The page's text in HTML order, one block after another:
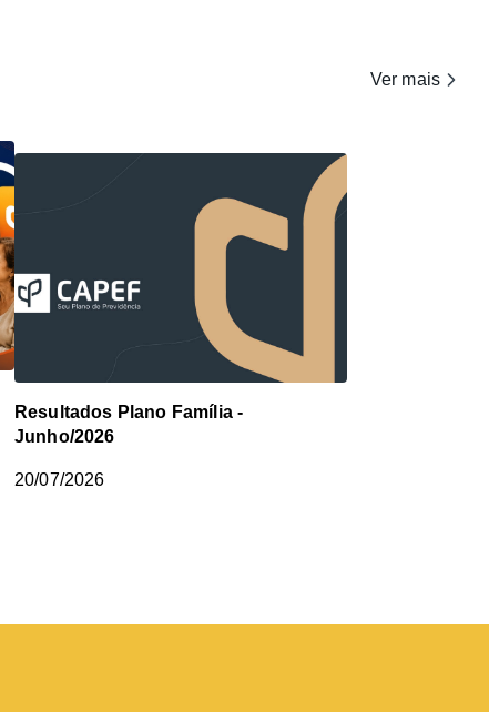
Ver mais
Resultados Plano Família -
Junho/2026
20/07/2026